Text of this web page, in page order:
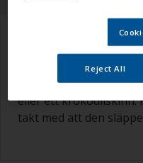
Så känner du
Liknas ofta vid
eller ett krokodilskinn.
takt med att den
Reject All